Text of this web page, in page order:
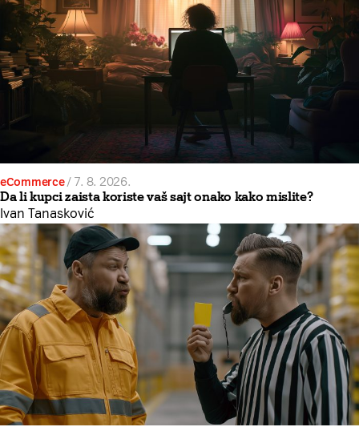
eCommerce/ 7. 8. 2026.
Da li kupci zaista koriste vaš sajt onako kako mislite?
Ivan Tanasković